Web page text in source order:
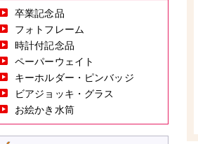
卒業記念品
フォトフレーム
時計付記念品
ペーパーウェイト
キーホルダー・ピンバッジ
ビアジョッキ・グラス
お絵かき水筒